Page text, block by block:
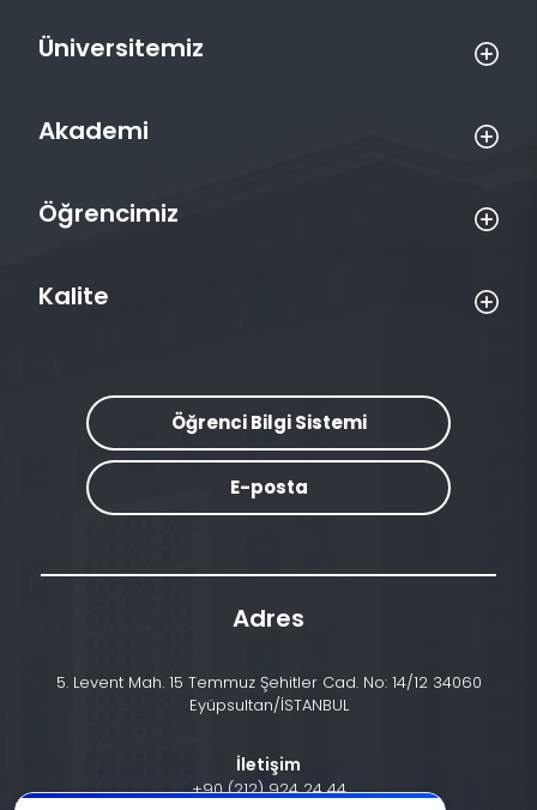
Üniversitemiz
Akademi
Öğrencimiz
Kalite
Öğrenci Bilgi Sistemi
E-posta
Adres
5. Levent Mah. 15 Temmuz Şehitler Cad. No: 14/12 34060
Eyüpsultan/İSTANBUL
İletişim
+90 (212) 924 24 44